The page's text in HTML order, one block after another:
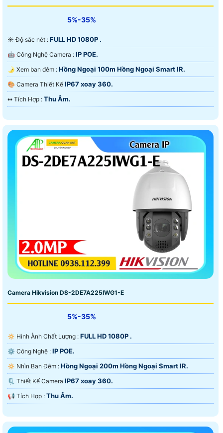
5%-35%
☀️ Độ sắc nét : FULL HD 1080P .
🤖️ Công Nghệ Camera : IP POE.
🌛 Xem ban đêm : Hồng Ngoại 100m Hồng Ngoại Smart IR.
🎨 Camera Thiết Kế IP67 xoay 360.
️↭ Tích Hợp : Thu Âm.
Camera Hikvision DS-2DE7A225IWG1-E
5%-35%
🔅 Hình Ành Chất Lượng : FULL HD 1080P .
⚙ Công Nghệ : IP POE.
🔅 Nhìn Ban Đêm : Hồng Ngoại 200m Hồng Ngoại Smart IR.
🗜️ Thiết Kế Camera IP67 xoay 360.
️📢 Tích Hợp : Thu Âm.